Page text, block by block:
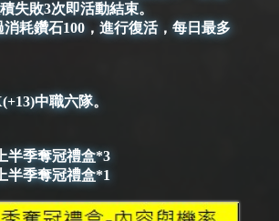
失敗3次即活動結束。
耗鑽石100，進行復活，每日最多
中職六隊。
半季奪冠禮盒*3
半季奪冠禮盒*1